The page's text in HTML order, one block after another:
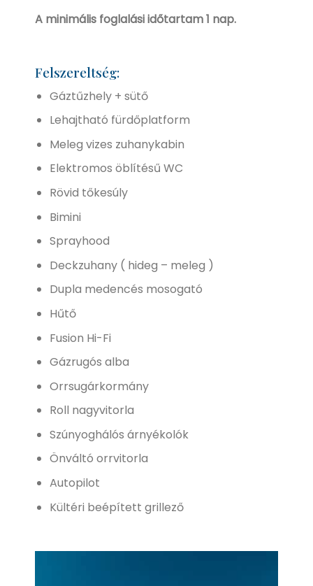
A minimális foglalási időtartam 1 nap.
Felszereltség:
Gáztűzhely + sütő
Lehajtható fürdőplatform
Meleg vizes zuhanykabin
Elektromos öblítésű WC
Rövid tőkesúly
Bimini
Sprayhood
Deckzuhany ( hideg – meleg )
Dupla medencés mosogató
Hűtő
Fusion Hi-Fi
Gázrugós alba
Orrsugárkormány
Roll nagyvitorla
Szúnyoghálós árnyékolók
Önváltó orrvitorla
Autopilot
Kültéri beépített grillező